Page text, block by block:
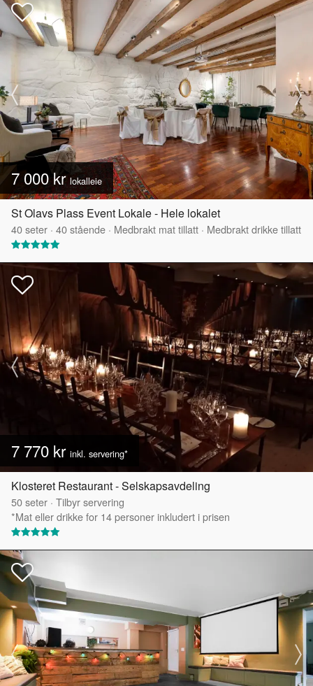
7 000 krlokalleie
St Olavs Plass Event Lokale - Hele lokalet
40seter · 40stående · Medbrakt mat tillatt · Medbrakt drikke tillatt
7 770 kr inkl. servering*
Klosteret Restaurant - Selskapsavdeling
50seter · Tilbyr servering
*Mat eller drikke for 14 personer inkludert i prisen